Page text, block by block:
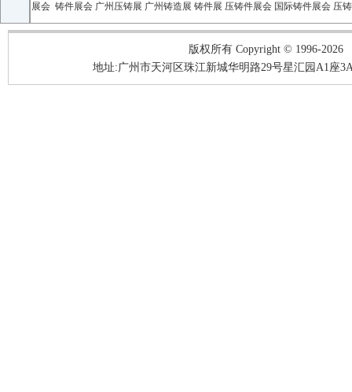
展会 铸件展会 广州压铸展 广州铸造展 铸件展 压铸件展会 国际铸件展会 压
版权所有 Copyright © 1996-2026
地址:广州市天河区珠江新城华明路29号星汇园A1座